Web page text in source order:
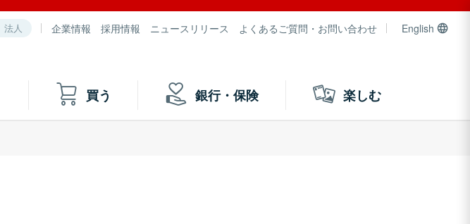
法人 企業情報 採用情報 ニュースリリース よくあるご質問・お問い合わせ English
買う 銀行・保険 楽しむ